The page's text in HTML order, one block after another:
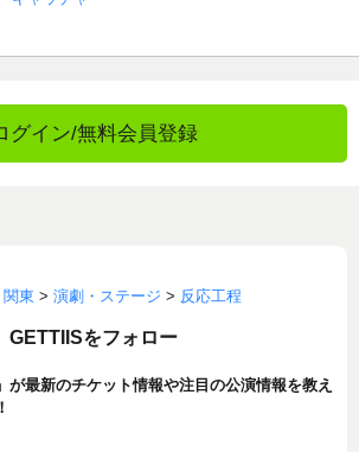
グイン/無料会員登録
関東 > 演劇・ステージ > 反応工程
GETTIISをフォロー
が最新のチケット情報や注目の公演情報を教え